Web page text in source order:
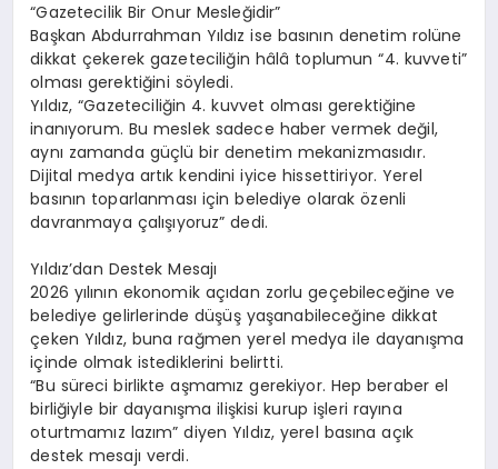
“Gazetecilik Bir Onur Mesleğidir”
Başkan Abdurrahman Yıldız ise basının denetim rolüne
dikkat çekerek gazeteciliğin hâlâ toplumun “4. kuvveti”
olması gerektiğini söyledi.
Yıldız, “Gazeteciliğin 4. kuvvet olması gerektiğine
inanıyorum. Bu meslek sadece haber vermek değil,
aynı zamanda güçlü bir denetim mekanizmasıdır.
Dijital medya artık kendini iyice hissettiriyor. Yerel
basının toparlanması için belediye olarak özenli
davranmaya çalışıyoruz” dedi.
Yıldız’dan Destek Mesajı
2026 yılının ekonomik açıdan zorlu geçebileceğine ve
belediye gelirlerinde düşüş yaşanabileceğine dikkat
çeken Yıldız, buna rağmen yerel medya ile dayanışma
içinde olmak istediklerini belirtti.
“Bu süreci birlikte aşmamız gerekiyor. Hep beraber el
birliğiyle bir dayanışma ilişkisi kurup işleri rayına
oturtmamız lazım” diyen Yıldız, yerel basına açık
destek mesajı verdi.